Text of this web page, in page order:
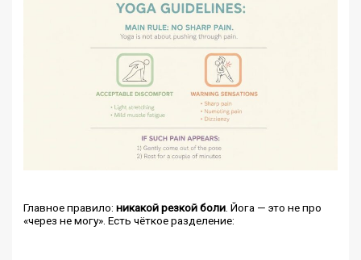
Главное правило:никакой резкой боли . Йога — это не про
«через не могу». Есть чёткое разделение: